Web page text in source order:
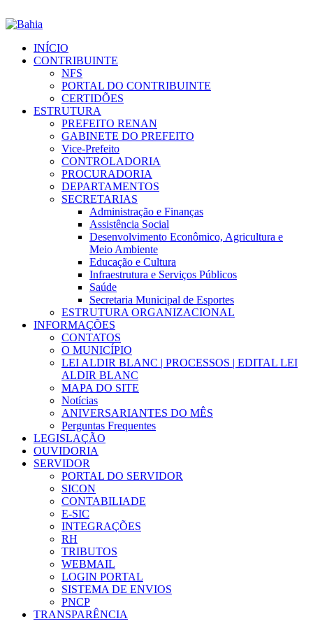
INÍCIO
CONTRIBUINTE
NFS
PORTAL DO CONTRIBUINTE
CERTIDÕES
ESTRUTURA
PREFEITO RENAN
GABINETE DO PREFEITO
Vice-Prefeito
CONTROLADORIA
PROCURADORIA
DEPARTAMENTOS
SECRETARIAS
Administração e Finanças
Assistência Social
Desenvolvimento Econômico, Agricultura e
Meio Ambiente
Educação e Cultura
Infraestrutura e Serviços Públicos
Saúde
Secretaria Municipal de Esportes
ESTRUTURA ORGANIZACIONAL
INFORMAÇÕES
CONTATOS
O MUNICÍPIO
LEI ALDIR BLANC | PROCESSOS | EDITAL LEI
ALDIR BLANC
MAPA DO SITE
Notícias
ANIVERSARIANTES DO MÊS
Perguntas Frequentes
LEGISLAÇÃO
OUVIDORIA
SERVIDOR
PORTAL DO SERVIDOR
SICON
CONTABILIADE
E-SIC
INTEGRAÇÕES
RH
TRIBUTOS
WEBMAIL
LOGIN PORTAL
SISTEMA DE ENVIOS
PNCP
TRANSPARÊNCIA